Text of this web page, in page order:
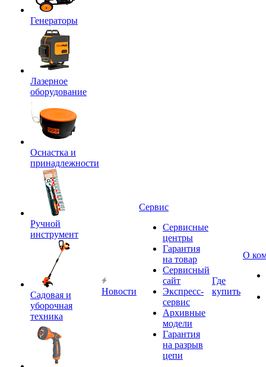
Генераторы
Лазерное
оборудование
Оснастка и
принадлежности
Ручной
инструмент
Садовая и
уборочная
техника
Новости
Сервис
Сервисные
центры
Гарантия
на товар
Сервисный
сайт
Экспресс-
сервис
Архивные
модели
Гарантия
на разрыв
цепи
Где
купить
О